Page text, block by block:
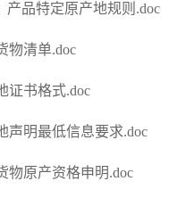
产品特定原产地规则.doc
物清单.doc
证书格式.doc
声明最低信息要求.doc
物原产资格申明.doc